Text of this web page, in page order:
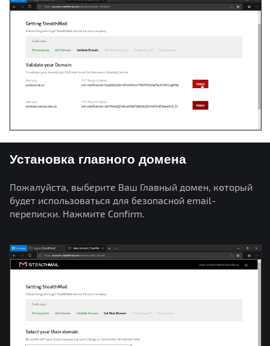
Установка главного домена
Пожалуйста, выберите Ваш Главный домен, который
будет использоваться для безопасной email-
переписки. Нажмите Confirm.